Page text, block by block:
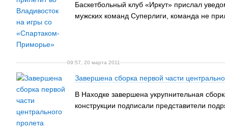
Баскетбольный клуб «Иркут» прислал
мужских команд Суперлиги, команда не
09:57, 20 марта 2011
Завершена сборка первой части
В Находке завершена укрупнительная
конструкции подписали представители